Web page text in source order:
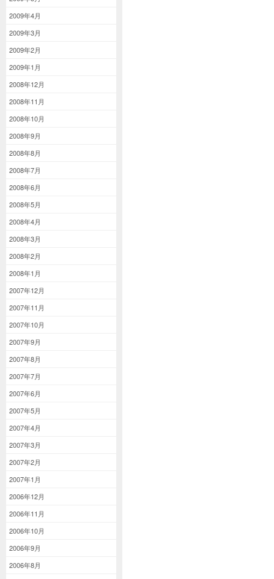
2009年4月
2009年3月
2009年2月
2009年1月
2008年12月
2008年11月
2008年10月
2008年9月
2008年8月
2008年7月
2008年6月
2008年5月
2008年4月
2008年3月
2008年2月
2008年1月
2007年12月
2007年11月
2007年10月
2007年9月
2007年8月
2007年7月
2007年6月
2007年5月
2007年4月
2007年3月
2007年2月
2007年1月
2006年12月
2006年11月
2006年10月
2006年9月
2006年8月